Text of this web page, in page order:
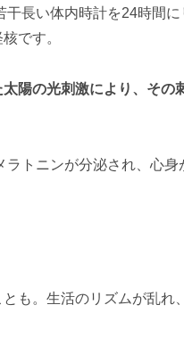
長い体内時計を24時間に
です。
太陽の光刺激により、その
トニンが分泌され、心身
も。生活のリズムが乱れ